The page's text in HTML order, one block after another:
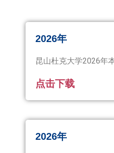
2026年
昆山杜克大学2026年
点击下载
2026年